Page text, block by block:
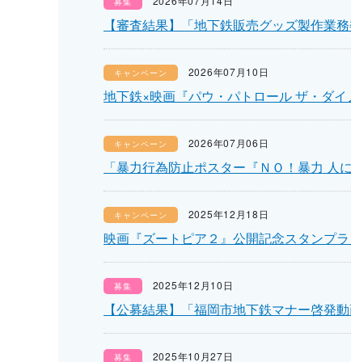
【審査結果】「地下鉄販売グッズ製作業
キャンペーン 2026年07月10日
地下鉄×映画『パウ・パトロール ザ・ダ
キャンペーン 2026年07月06日
「暴力行為防止ポスター『ＮＯ！暴力
キャンペーン 2025年12月18日
映画『ズートピア２』公開記念スタンプ
募集 2025年12月10日
【公募結果】「福岡市地下鉄マナー啓発
募集 2025年10月27日